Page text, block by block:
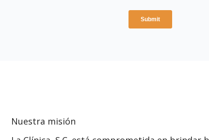
Nuestra misión